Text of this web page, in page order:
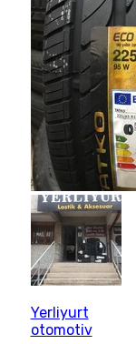
Yerliyurt
otomotiv